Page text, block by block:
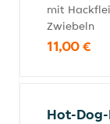
mit
Zwiebeln
11,00 €
Hot-